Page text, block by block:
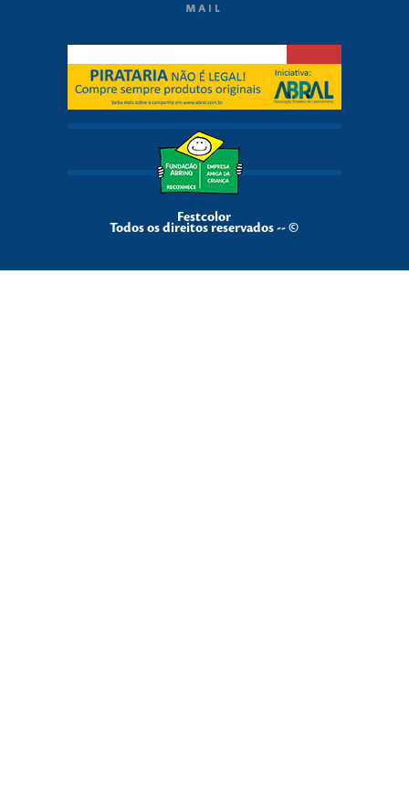
MAIL
Festcolor
Todos os direitos reservados -- ©